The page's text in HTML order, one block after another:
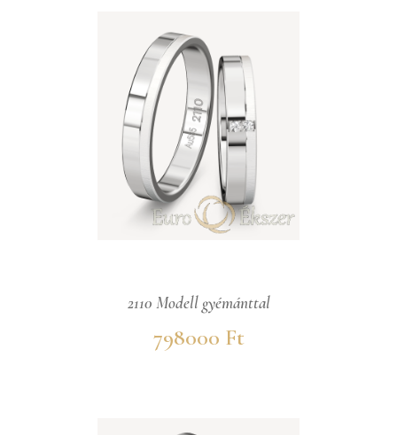
2110 Modell gyémánttal
798000 Ft